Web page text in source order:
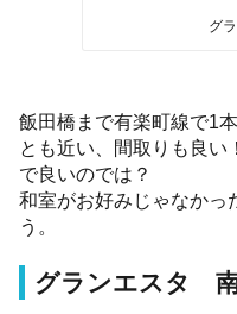
グ
飯田橋まで有楽町線で1
とも近い、間取りも良
で良いのでは？
和室がお好みじゃなかっ
う。
グランエスタ